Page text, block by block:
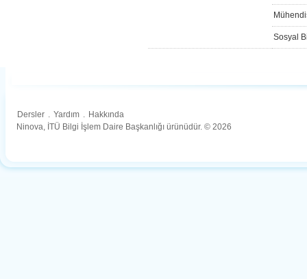
Sosyal
Dersler . Yardım . Hakkında
Ninova, İTÜ Bilgi İşlem Daire Başkanlığı ürünüdür. © 2026